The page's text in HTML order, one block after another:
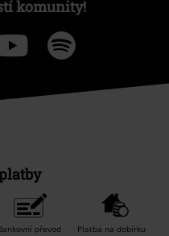
komunity!
převod Platba na dobírku